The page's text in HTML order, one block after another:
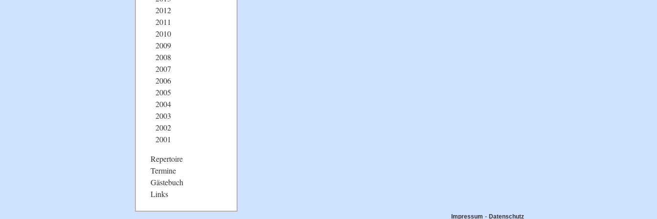
2012
2011
2010
2009
2008
2007
2006
2005
2004
2003
2002
2001
Repertoire
Termine
Gästebuch
Links
Impressum - Datenschutz